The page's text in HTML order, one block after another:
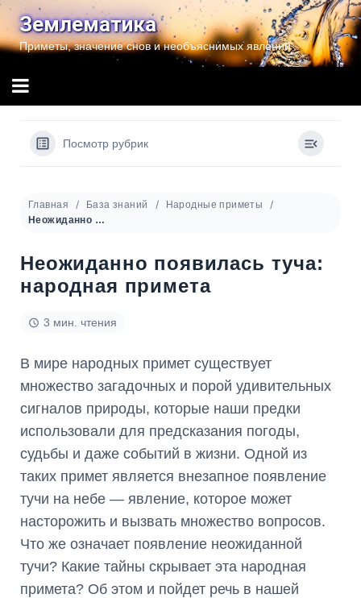
Перейти
содержимому
Землематика
Приметы, значение снов и необъяснимых явлений
Посмотр рубрик
Главная База знаний
Народные приметы
Неожиданно появилась туча: народная примета
Неожиданно появилась туча:
народная примета
3 мин. чтения
В мире народных примет существует
множество загадочных и порой удивительных
сигналов природы, которые наши предки
использовали для предсказания погоды,
судьбы и даже событий в жизни. Одной из
таких примет является внезапное появление
тучи на небе — явление, которое может
насторожить и вызвать множество вопросов.
Что же означает появление неожиданной
тучи? Какие тайны скрывает эта народная
примета? Об этом и пойдет речь в нашей